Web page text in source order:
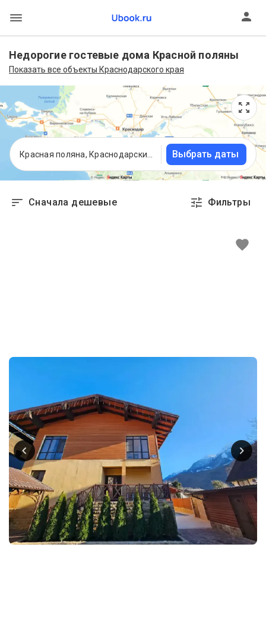
Недорогие гостевые дома Красной поляны
Показать все объекты Краснодарского края
Выбрать даты
Сначала дешевые Фильтры